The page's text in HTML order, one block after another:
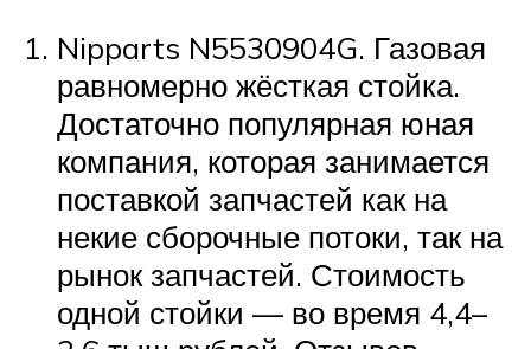
Nipparts N5530904G. Газовая
равномерно жёсткая стойка.
Достаточно популярная юная
компания, которая занимается
поставкой запчастей как на
некие сборочные потоки, так на
рынок запчастей. Стоимость
одной стойки — во время 4,4–